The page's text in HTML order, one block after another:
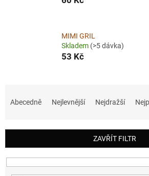
MIMI GRIL
Skladem (>5 dávka)
53 Kč
í
p
r
Abecedně Nejlevnější Nejdražší
ZAVŘÍT FILTR